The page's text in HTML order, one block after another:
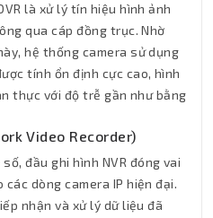
là xử lý tín hiệu hình ảnh
qua cáp đồng trục. Nhờ
hệ thống camera sử dụng
tính ổn định cực cao, hình
thực với độ trễ gần như bằng
Video Recorder)
đầu ghi hình NVR đóng vai
dòng camera IP hiện đại.
nhận và xử lý dữ liệu đã